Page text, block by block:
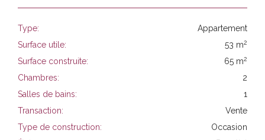
Type:
Appartement
Surface utile:
53 m2
Surface construite: 65 m2
Chambres:
2
Salles de bains:
1
Transaction:
Vente
Type de construction:
Occasion